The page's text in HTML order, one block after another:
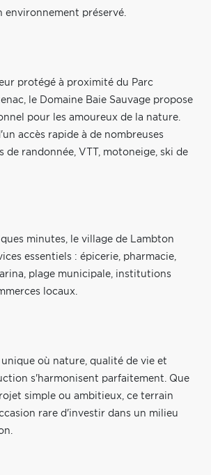
environnement préservé.
protégé à proximité du Parc
le Domaine Baie Sauvage propose
pour les amoureux de la nature.
accès rapide à de nombreuses
de randonnée, VTT, motoneige, ski de
minutes, le village de Lambton
essentiels : épicerie, pharmacie,
plage municipale, institutions
locaux.
où nature, qualité de vie et
s'harmonisent parfaitement. Que
simple ou ambitieux, ce terrain
rare d'investir dans un milieu